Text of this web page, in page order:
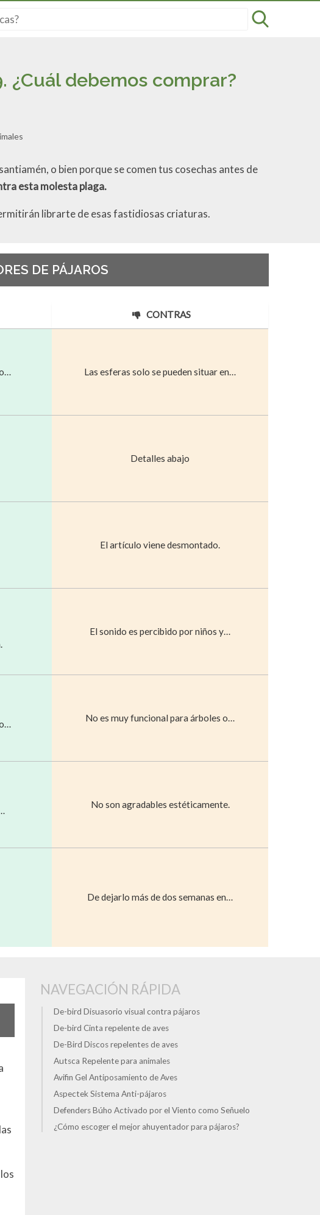
¿Cuál debemos comprar?
o bien porque se comen tus cosechas antes de
esta molesta plaga.
librarte de esas fastidiosas criaturas.
DE PÁJAROS
CONTRAS
Las esferas solo se pueden situar en…
Detalles abajo
El artículo viene desmontado.
El sonido es percibido por niños y…
No es muy funcional para árboles o…
No son agradables estéticamente.
De dejarlo más de dos semanas en…
NAVEGACIÓN RÁPIDA
De-bird Disuasorio visual contra pájaros
De-bird Cinta repelente de aves
De-Bird Discos repelentes de aves
Autsca Repelente para animales
Avifin Gel Antiposamiento de Aves
Aspectek Sistema Anti-pájaros
Defenders Búho Activado por el Viento como Señuelo
¿Cómo escoger el mejor ahuyentador para pájaros?